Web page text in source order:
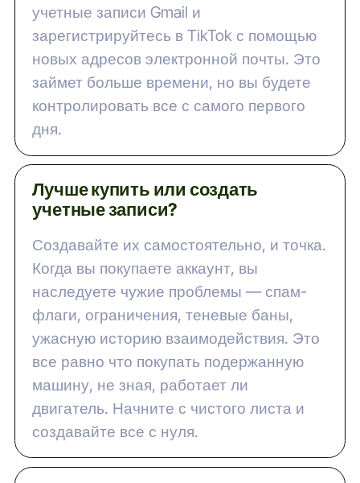
учетные записи Gmail и
зарегистрируйтесь в TikTok с помощью
новых адресов электронной почты. Это
займет больше времени, но вы будете
контролировать все с самого первого
дня.
Лучше купить или создать
учетные записи?
Создавайте их самостоятельно, и точка.
Когда вы покупаете аккаунт, вы
наследуете чужие проблемы — спам-
флаги, ограничения, теневые баны,
ужасную историю взаимодействия. Это
все равно что покупать подержанную
машину, не зная, работает ли
двигатель. Начните с чистого листа и
создавайте все с нуля.